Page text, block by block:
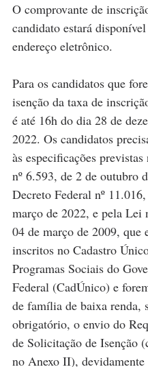
O comprovante de
candidato estará
endereço eletrônico.
Para os candidatos que
isenção da taxa de
é até 16h do dia 28 de
2022. Os candidatos
às especificações
nº 6.593, de 2 de outubro
Decreto Federal nº
março de 2022, e pela Lei
04 de março de 2009, que
inscritos no Cadastro
Programas Sociais do
Federal (CadÚnico) e
de família de baixa renda,
obrigatório, o envio do
de Solicitação de Isenção
no Anexo II), devidamente